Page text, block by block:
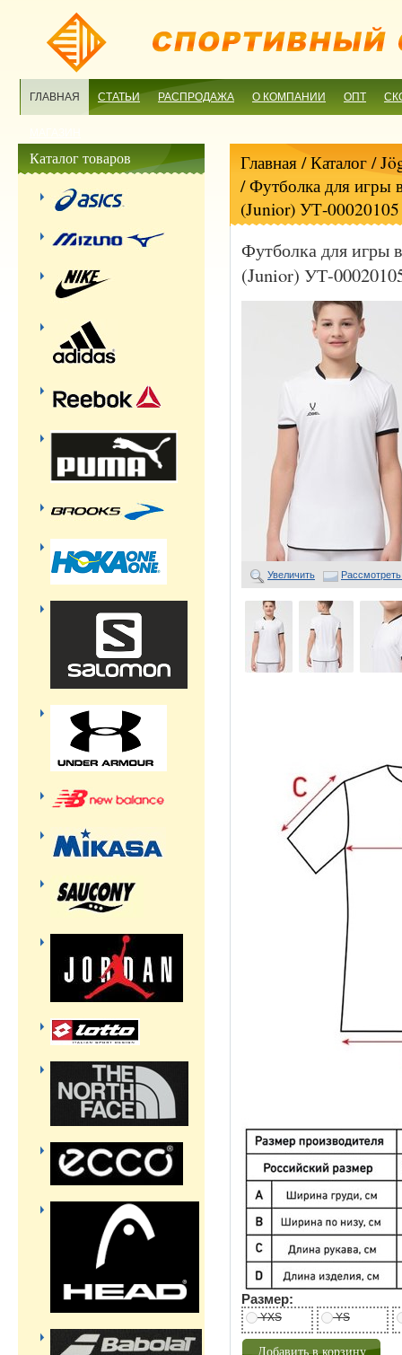
ГЛАВНАЯ СТАТЬИ РАСПРОДАЖА О КОМПАНИИ ОПТ
Главная/ Каталог /
/ Футболка для игры
(Junior) УТ-00020105
Футболка для игры
(Junior) УТ-
Увеличить
Размер:
YXS YS
Каталог товаров